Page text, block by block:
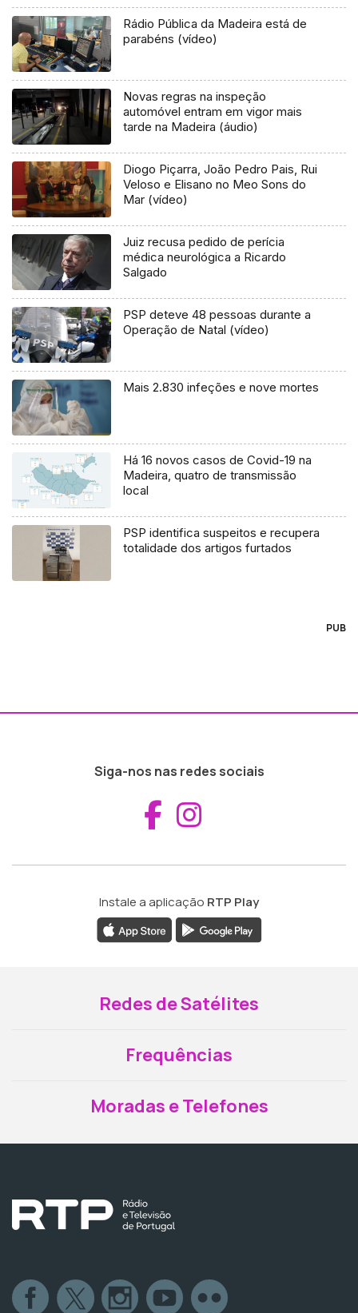
Rádio Pública da Madeira está de
parabéns (vídeo)
Novas regras na inspeção
automóvel entram em vigor mais
tarde na Madeira (áudio)
Diogo Piçarra, João Pedro Pais, Rui
Veloso e Elisano no Meo Sons do
Mar (vídeo)
Juiz recusa pedido de perícia
médica neurológica a Ricardo
Salgado
PSP deteve 48 pessoas durante a
Operação de Natal (vídeo)
Mais 2.830 infeções e nove mortes
Há 16 novos casos de Covid-19 na
Madeira, quatro de transmissão
local
PSP identifica suspeitos e recupera
totalidade dos artigos furtados
PUB
Siga-nos nas redes sociais
Aceder ao
Instale a aplicação RTP Play
Redes de Satélites
Frequências
Moradas e Telefones